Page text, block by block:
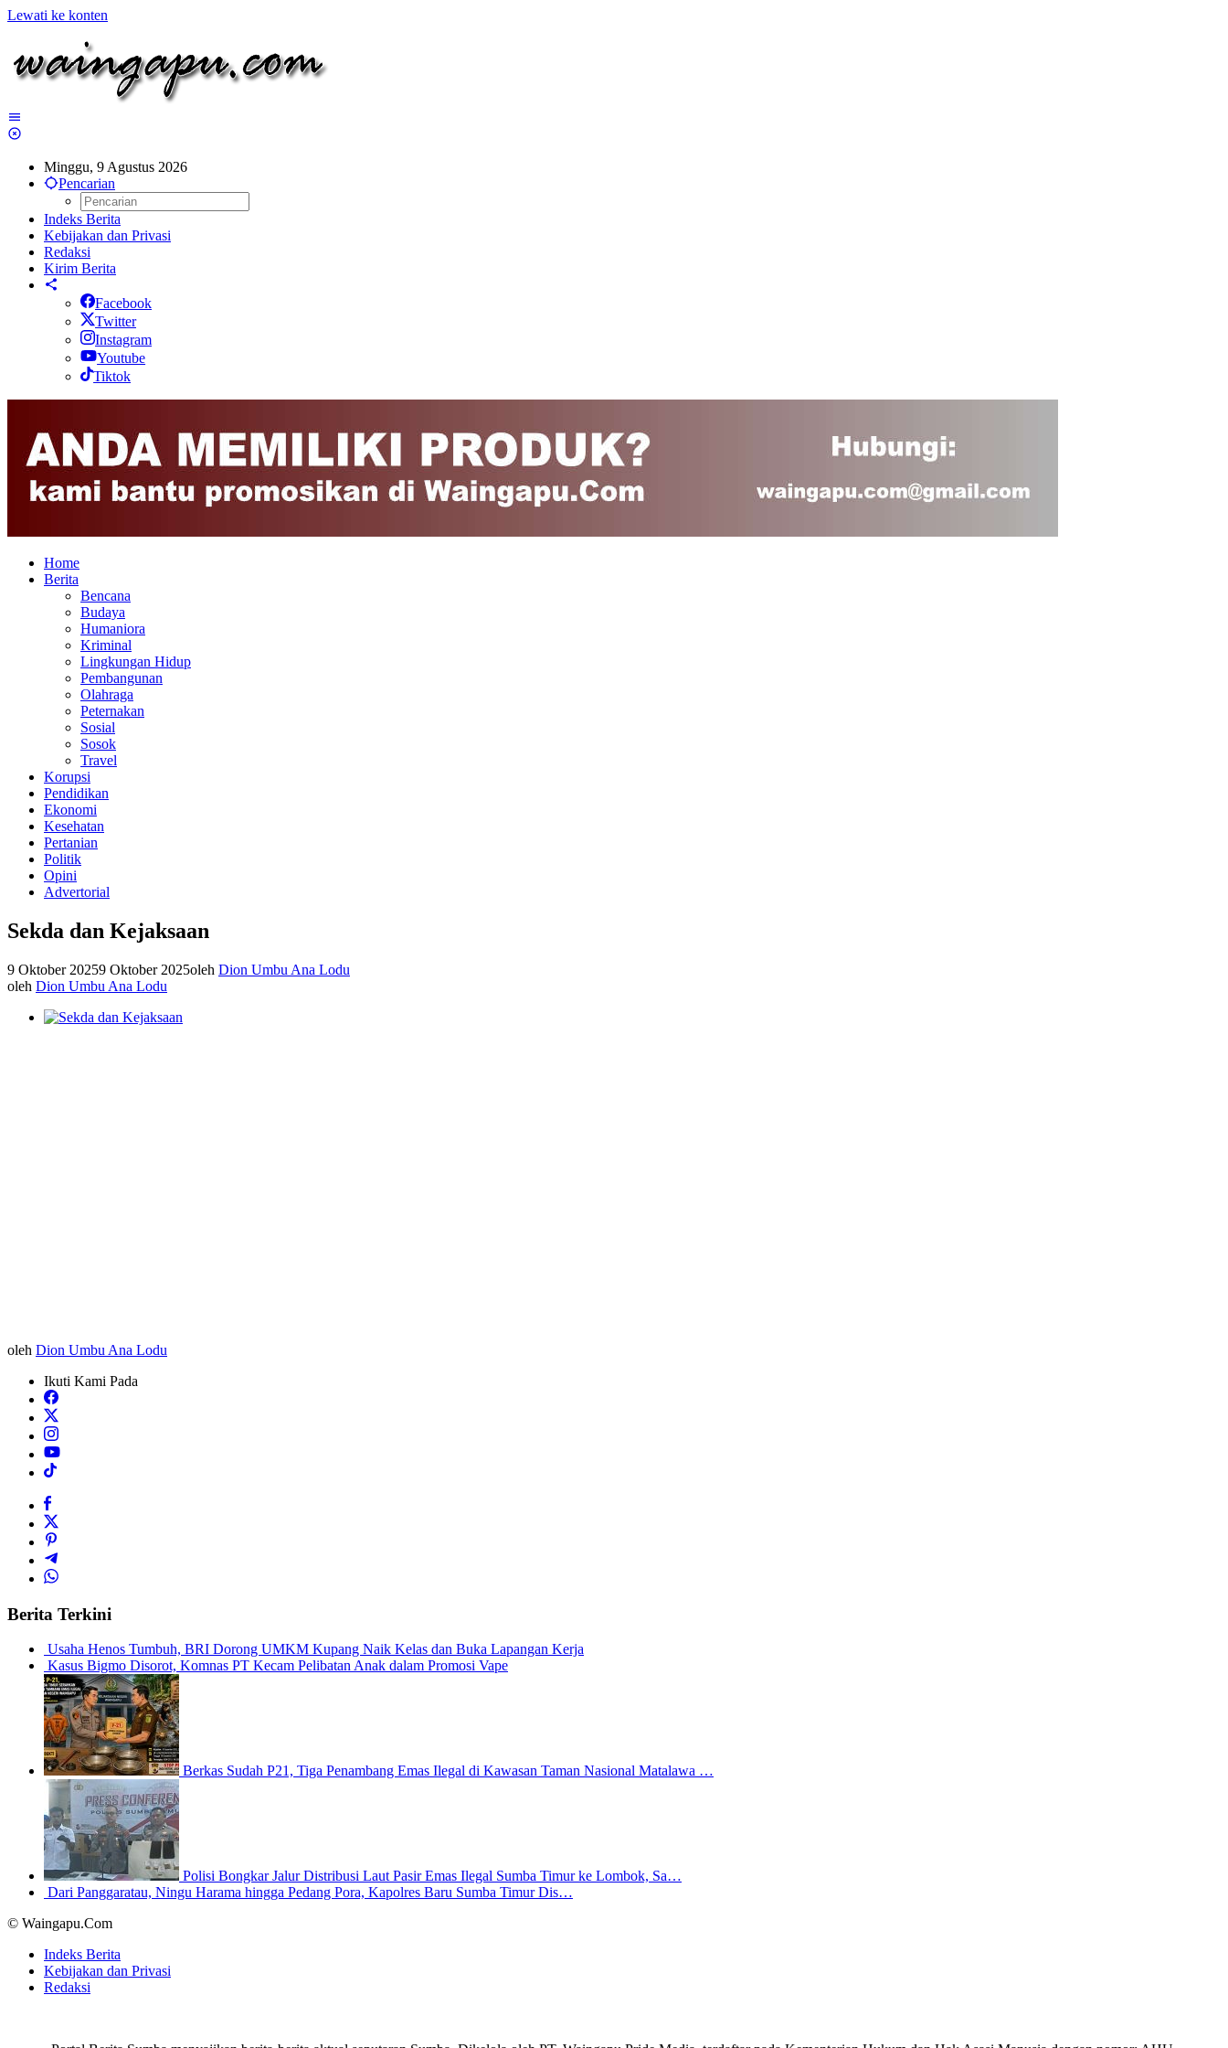
Lewati ke konten
Minggu, 9 Agustus 2026
Pencarian
Indeks Berita
Kebijakan dan Privasi
Redaksi
Kirim Berita
Facebook
Twitter
Instagram
Youtube
Tiktok
Home
Berita
Bencana
Budaya
Humaniora
Kriminal
Lingkungan Hidup
Pembangunan
Olahraga
Peternakan
Sosial
Sosok
Travel
Korupsi
Pendidikan
Ekonomi
Kesehatan
Pertanian
Politik
Opini
Advertorial
Sekda dan Kejaksaan
9 Oktober 20259 Oktober 2025oleh Dion Umbu Ana Lodu
oleh Dion Umbu Ana Lodu
oleh Dion Umbu Ana Lodu
Ikuti Kami Pada
Berita Terkini
Usaha Henos Tumbuh, BRI Dorong UMKM Kupang Naik Kelas dan Buka Lapangan Kerja
Kasus Bigmo Disorot, Komnas PT Kecam Pelibatan Anak dalam Promosi Vape
Berkas Sudah P21, Tiga Penambang Emas Ilegal di Kawasan Taman Nasional Matalawa …
Polisi Bongkar Jalur Distribusi Laut Pasir Emas Ilegal Sumba Timur ke Lombok, Sa…
Dari Panggaratau, Ningu Harama hingga Pedang Pora, Kapolres Baru Sumba Timur Dis…
© Waingapu.Com
Indeks Berita
Kebijakan dan Privasi
Redaksi